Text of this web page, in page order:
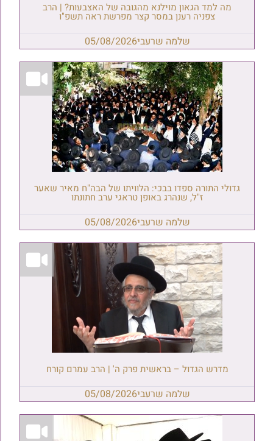
מה למד הגאון מוילנא מהגובה של האצבעות? | הרב
צפניה רענן במסר קצר מפרשת ראה תשפ"ו
שלמה שרעבי05/08/2026
גדולי התורה ספדו בבכי: הלוויתו של הבה"ח מאיר שאער
ז"ל, שנהרג באופן טראגי ערב חתונתו
שלמה שרעבי05/08/2026
מדרש הגדול – בראשית פרק ה' | הרב עמרם קורח
שלמה שרעבי05/08/2026